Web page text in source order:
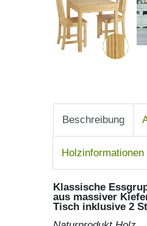
Beschreibung
Holzinformationen
Klassische
aus massiver
Tisch inklusive 2